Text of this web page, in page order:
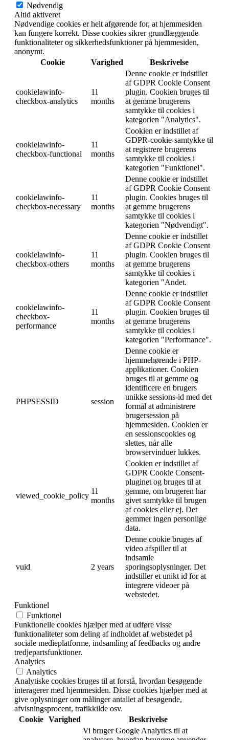
Nødvendig
Altid aktiveret
Nødvendige cookies er helt afgørende for, at hjemmesiden
kan fungere korrekt. Disse cookies sikrer grundlæggende
funktionaliteter og sikkerhedsfunktioner på hjemmesiden,
anonymt.
Cookie
Varighed Beskrivelse
cookielawinfo-
checkbox-analytics
11
months
Denne cookie er indstillet
af GDPR Cookie Consent
plugin. Cookien bruges til
at gemme brugerens
samtykke til cookies i
kategorien "Analytics".
cookielawinfo-
checkbox-functional
11
months
Cookien er indstillet af
GDPR-cookie-samtykke til
at registrere brugerens
samtykke til cookies i
kategorien "Funktionel".
cookielawinfo-
checkbox-necessary
11
months
Denne cookie er indstillet
af GDPR Cookie Consent
plugin. Cookies bruges til
at gemme brugerens
samtykke til cookies i
kategorien "Nødvendigt".
cookielawinfo-
checkbox-others
11
months
Denne cookie er indstillet
af GDPR Cookie Consent
plugin. Cookien bruges til
at gemme brugerens
samtykke til cookies i
kategorien "Andet.
cookielawinfo-
checkbox-
performance
11
months
Denne cookie er indstillet
af GDPR Cookie Consent
plugin. Cookien bruges til
at gemme brugerens
samtykke til cookies i
kategorien "Performance".
PHPSESSID session
Denne cookie er
hjemmehørende i PHP-
applikationer. Cookien
bruges til at gemme og
identificere en brugers
unikke sessions-id med det
formål at administrere
brugersession på
hjemmesiden. Cookien er
en sessionscookies og
slettes, når alle
browservinduer lukkes.
viewed_cookie_policy
11
months
Cookien er indstillet af
GDPR Cookie Consent-
pluginet og bruges til at
gemme, om brugeren har
givet samtykke til brugen
af cookies eller ej. Det
gemmer ingen personlige
data.
vuid 2 years
Denne cookie bruges af
video afspiller til at
indsamle
sporingsoplysninger. Det
indstiller et unikt id for at
integrere videoer på
webstedet.
Funktionel
Funktionel
Funktionelle cookies hjælper med at udføre visse
funktionaliteter som deling af indholdet af webstedet på
sociale medieplatforme, indsamling af feedbacks og andre
tredjepartsfunktioner.
Analytics
Analytics
Analytiske cookies bruges til at forstå, hvordan besøgende
interagerer med hjemmesiden. Disse cookies hjælper med at
give oplysninger om målinger antallet af besøgende,
afvisningsprocent, trafikkilde osv.
Cookie Varighed
Beskrivelse
Vi bruger Google Analytics til at